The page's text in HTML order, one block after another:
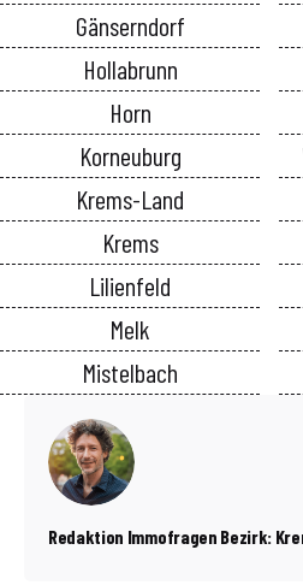
Gänserndorf
Hollabrunn
Horn
Korneuburg
Krems-Land
Krems
Lilienfeld
Melk
Mistelbach
Redaktion Immofragen Bezirk: